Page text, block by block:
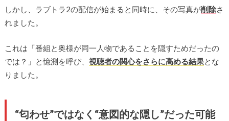
しかし、ラブトラ2の配信が始まると同時に、その写真が削除さ
れました。
これは「番組と奥様が同一人物であることを隠すためだったの
では？」と憶測を呼び、 視聴者の関心をさらに高める結果とな
りました。
“匂わせ”ではなく“意図的な隠し”だった可能